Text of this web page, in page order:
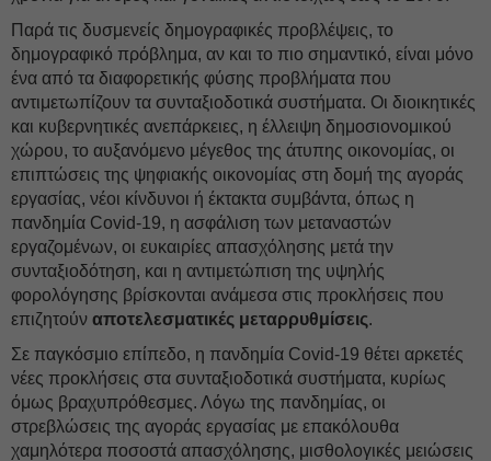
Παρά τις δυσμενείς δημογραφικές προβλέψεις, το
δημογραφικό πρόβλημα, αν και το πιο σημαντικό, είναι μόνο
ένα από τα διαφορετικής φύσης προβλήματα που
αντιμετωπίζουν τα συνταξιοδοτικά συστήματα. Οι διοικητικές
και κυβερνητικές ανεπάρκειες, η έλλειψη δημοσιονομικού
χώρου, το αυξανόμενο μέγεθος της άτυπης οικονομίας, οι
επιπτώσεις της ψηφιακής οικονομίας στη δομή της αγοράς
εργασίας, νέοι κίνδυνοι ή έκτακτα συμβάντα, όπως η
πανδημία Covid-19, η ασφάλιση των μεταναστών
εργαζομένων, οι ευκαιρίες απασχόλησης μετά την
συνταξιοδότηση, και η αντιμετώπιση της υψηλής
φορολόγησης βρίσκονται ανάμεσα στις προκλήσεις που
επιζητούν αποτελεσματικές μεταρρυθμίσεις.
Σε παγκόσμιο επίπεδο, η πανδημία Covid-19 θέτει αρκετές
νέες προκλήσεις στα συνταξιοδοτικά συστήματα, κυρίως
όμως βραχυπρόθεσμες. Λόγω της πανδημίας, οι
στρεβλώσεις της αγοράς εργασίας με επακόλουθα
χαμηλότερα ποσοστά απασχόλησης, μισθολογικές μειώσεις